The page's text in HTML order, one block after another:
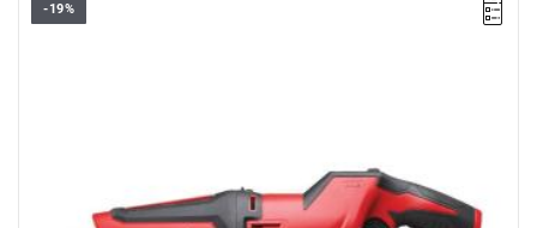
Odkurzacz o kompaktowej budowie, dzięki czemu idealnie
-19%